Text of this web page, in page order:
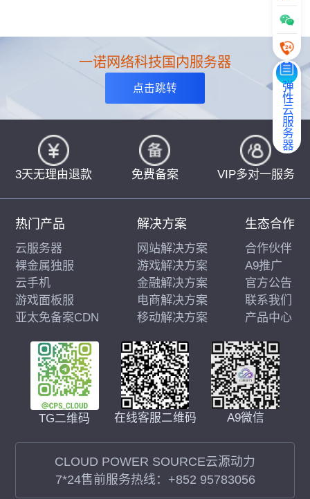
弹性云服务器
一诺网络科技国内服务器
点击跳转
3天无理由退款 免费备案 VIP多对一服务
TG二维码 在线客服二维码 A9微信
CLOUD POWER SOURCE云源动力
7*24售前服务热线： +852 95783056
热门产品
云服务器
裸金属独服
云手机
游戏面板服
亚太免备案CDN
解决方案
网站解决方案
游戏解决方案
金融解决方案
电商解决方案
移动解决方案
生态合作
合作伙伴
A9推广
官方公告
联系我们
产品中心